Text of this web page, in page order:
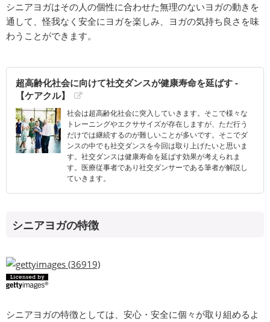
シニアヨガはその人の個性に合わせた無理のないヨガの動きを
通して、怪我なく安全にヨガを楽しみ、ヨガの気持ち良さを味
わうことができます。
超高齢化社会に向けて社交ダンスが健康寿命を延ばす -
【ケアクル】
社会は超高齢化社会に突入していきます。そこで様々な
トレーニングやエクササイズが存在しますが、ただ行う
だけでは継続するのが難しいことが多いです。そこでダ
ンスの中でも社交ダンスを今回は取り上げたいと思いま
す。社交ダンスは健康寿命を延ばす効果が考えられま
す。医療従事者であり社交ダンサーである筆者が解説し
ていきます。
シニアヨガの特徴
シニアヨガの特徴としては、安心・安全に個々が取り組めるよ